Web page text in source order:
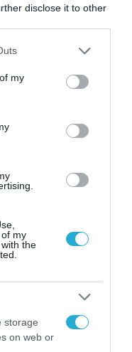
disclose it to other
one or more Google
You may click to
third-party tags to
in below Google
my
my
the
storage
on web or
Monday: